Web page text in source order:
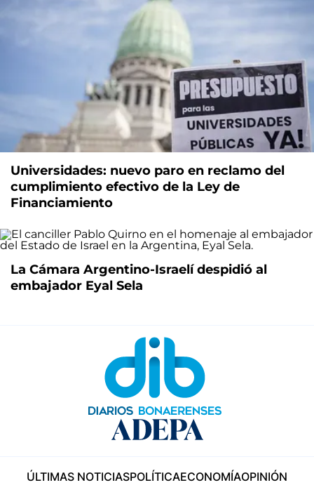
Universidades: nuevo paro en reclamo del
cumplimiento efectivo de la Ley de
Financiamiento
La Cámara Argentino-Israelí despidió al
embajador Eyal Sela
ÚLTIMAS NOTICIASPOLÍTICAECONOMÍAOPINIÓN